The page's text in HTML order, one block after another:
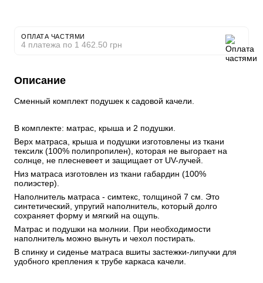
ОПЛАТА ЧАСТЯМИ
4 платежа по 1 462.50 грн
Описание
Сменный комплект подушек к садовой качели.
В комплекте: матрас, крыша и 2 подушки.
Верх матраса, крыша и подушки изготовлены из ткани
тексилк (100% полипропилен), которая не выгорает на
солнце, не плесневеет и защищает от UV-лучей.
Низ матраса изготовлен из ткани габардин (100%
полиэстер).
Наполнитель матраса - симтекс, толщиной 7 см. Это
синтетический, упругий наполнитель, который долго
сохраняет форму и мягкий на ощупь.
Матрас и подушки на молнии. При необходимости
наполнитель можно вынуть и чехол постирать.
В спинку и сиденье матраса вшиты застежки-липучки для
удобного крепления к трубе каркаса качели.